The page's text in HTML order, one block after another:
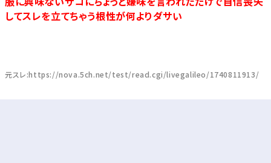
してスレを立てちゃう根性が何よりダサい
元スレ:https://nova.5ch.net/test/read.cgi/livegalileo/1740811913/